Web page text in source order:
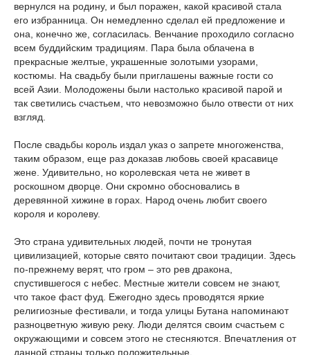
вернулся на родину, и был поражен, какой красивой стала
его избранница. Он немедленно сделал ей предложение и
она, конечно же, согласилась. Венчание проходило согласно
всем буддийским традициям. Пара была облачена в
прекрасные желтые, украшенные золотыми узорами,
костюмы. На свадьбу были приглашены важные гости со
всей Азии. Молодожены были настолько красивой парой и
так светились счастьем, что невозможно было отвести от них
взгляд.
После свадьбы король издал указ о запрете многоженства,
таким образом, еще раз доказав любовь своей красавице
жене. Удивительно, но королевская чета не живет в
роскошном дворце. Они скромно обосновались в
деревянной хижине в горах. Народ очень любит своего
короля и королеву.
Это страна удивительных людей, почти не тронутая
цивилизацией, которые свято почитают свои традиции. Здесь
по-прежнему верят, что гром – это рев дракона,
спустившегося с небес. Местные жители совсем не знают,
что такое фаст фуд. Ежегодно здесь проводятся яркие
религиозные фестивали, и тогда улицы Бутана напоминают
разноцветную живую реку. Люди делятся своим счастьем с
окружающими и совсем этого не стесняются. Впечатления от
данной страны только положительные.